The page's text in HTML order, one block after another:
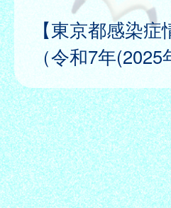
【東京都感染
（令和7年(2025